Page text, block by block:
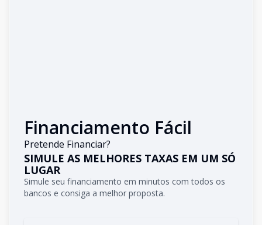
Financiamento Fácil
Pretende Financiar?
SIMULE AS MELHORES TAXAS EM UM SÓ
LUGAR
Simule seu financiamento em minutos com todos os
bancos e consiga a melhor proposta.